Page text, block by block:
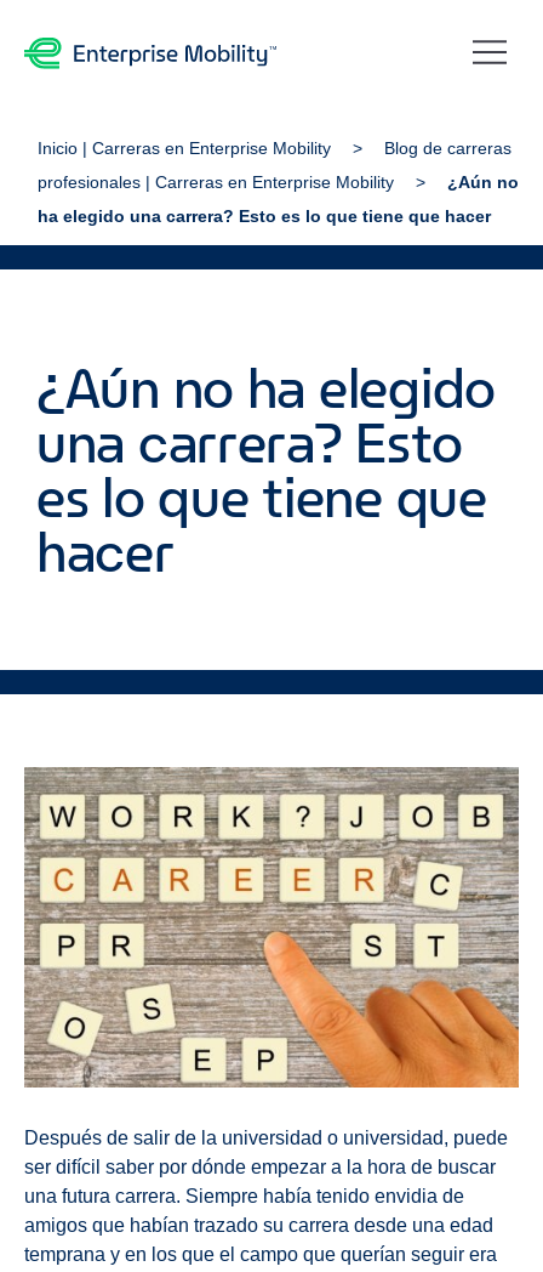
Inicio | Carreras en Enterprise Mobility
Blog de carreras
profesionales | Carreras en Enterprise Mobility
¿Aún no
ha elegido una carrera? Esto es lo que tiene que hacer
¿Aún no ha elegido
una carrera? Esto
es lo que tiene que
hacer
Después de salir de la universidad o universidad, puede
ser difícil saber por dónde empezar a la hora de buscar
una futura carrera. Siempre había tenido envidia de
amigos que habían trazado su carrera desde una edad
temprana y en los que el campo que querían seguir era